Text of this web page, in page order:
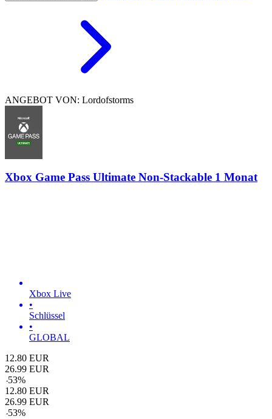
ANGEBOT VON: Lordofstorms
Xbox Game Pass Ultimate Non-Stackable 1 Monat
Xbox Live
•
Schlüssel
•
GLOBAL
12.80 EUR
26.99 EUR
-53%
12.80 EUR
26.99 EUR
-53%